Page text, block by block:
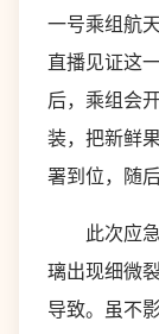
一号乘组航
直播见证这
后，乘组会
装，把新鲜
署到位，随
此次应急
璃出现细微
导致。虽不